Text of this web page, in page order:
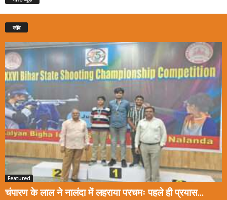
जॉब
Featured
चंपारण के लाल ने नालंदा में लहराया परचमः पहले ही प्रयास...